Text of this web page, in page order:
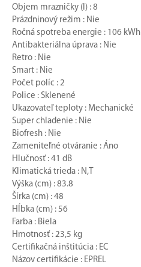
Objem mrazničky (l) : 8
Prázdninový režim : Nie
Ročná spotreba energie : 106 kWh
Antibakteriálna úprava : Nie
Retro : Nie
Smart : Nie
Počet políc : 2
Police : Sklenené
Ukazovateľ teploty : Mechanické
Super chladenie : Nie
Biofresh : Nie
Zameniteľné otváranie : Áno
Hlučnosť : 41 dB
Klimatická trieda : N,T
Výška (cm) : 83.8
Šírka (cm) : 48
Hĺbka (cm) : 56
Farba : Biela
Hmotnosť : 23,5 kg
Certifikačná inštitúcia : EC
Názov certifikácie : EPREL